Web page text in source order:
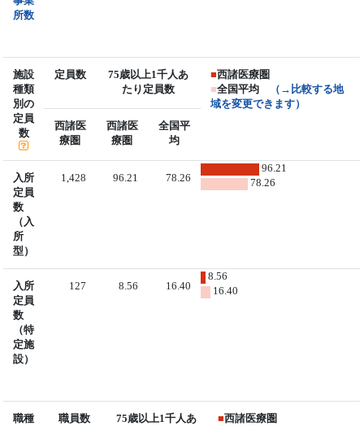
所数
施設
種類
別の
定員
数
定員数
75歳以上1千人あ
たり定員数
■西諸医療圏
■全国平均
（→比較する地
域を変更できます）
西諸医
療圏
西諸医
療圏
全国平
均
入所
定員
数
（入
所
型）
1,428 96.21 78.26
96.21
78.26
入所
定員
数
（特
定施
設）
127 8.56 16.40
8.56
16.40
職種
職員数
75歳以上1千人あ
■西諸医療圏